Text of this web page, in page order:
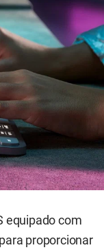
equipado com
proporcionar